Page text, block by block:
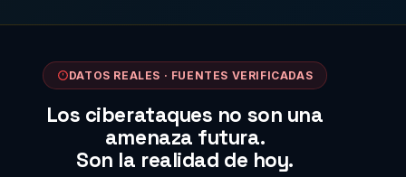
DATOS REALES · FUENTES VERIFICADAS
Los ciberataques no son una
amenaza futura.
Son la realidad de hoy.